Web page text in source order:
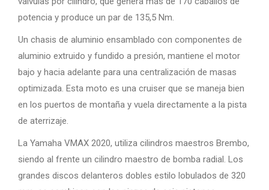
potencia y ​​produce un par de 135,5 Nm.
Un chasis de aluminio ensamblado con componentes de
aluminio extruido y fundido a presión, mantiene el motor
bajo y hacia adelante para una centralización de masas
optimizada. Esta moto es una cruiser que se maneja bien
en los puertos de montaña y vuela directamente a la pista
de aterrizaje.
La Yamaha VMAX 2020, utiliza cilindros maestros Brembo,
siendo al frente un cilindro maestro de bomba radial. Los
grandes discos delanteros dobles estilo lobulados de 320